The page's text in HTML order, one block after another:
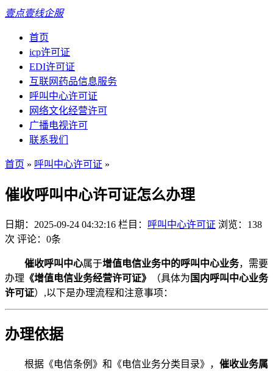
壹点壹线企服
首页
icp许可证
EDI许可证
互联网药品信息服务
呼叫中心许可证
网络文化经营许可
广播电视许可
联系我们
首页 » 呼叫中心许可证 »
催收呼叫中心许可证怎么办理
日期：2025-09-24 04:32:16 栏目： 呼叫中心许可证 浏览：138
次 评论：0条
催收呼叫中心属于增值电信业务中的呼叫中心业务，需要
办理 《增值电信业务经营许可证》 （具体为 国内呼叫中心业务
许可证）,以下是办理流程和注意事项：
办理依据
根据《电信条例》和《电信业务分类目录》， 催收业务属